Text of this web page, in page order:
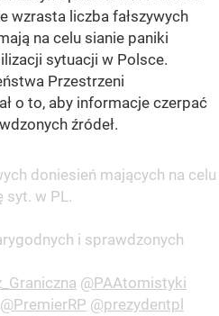
wzrasta liczba fałszywych
na celu sianie paniki
sytuacji w Polsce.
Przestrzeni
o to, aby informacje czerpać
źródeł.
doniesień mających na celu
syt. w PL.
i sprawdzonych
@PAAtomistyki
@PremierRP @prezydentpl